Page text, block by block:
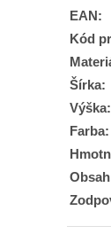
EAN:
Kód
Šírka:
Výška:
Farba: